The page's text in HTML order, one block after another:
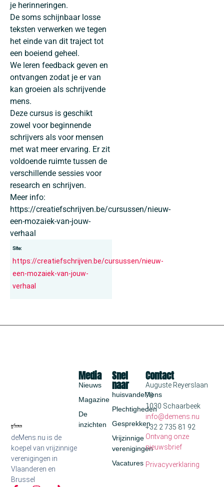
je herinneringen.
De soms schijnbaar losse
teksten verwerken we tegen
het einde van dit traject tot
een boeiend geheel.
We leren feedback geven en
ontvangen zodat je er van
kan groeien als schrijvende
mens.
Deze cursus is geschikt
zowel voor beginnende
schrijvers als voor mensen
met wat meer ervaring. Er zit
voldoende ruimte tussen de
verschillende sessies voor
research en schrijven.
Meer info:
https://creatiefschrijven.be/cursussen/nieuw-
een-mozaiek-van-jouw-
verhaal
Site:
https://creatiefschrijven.be/cursussen/nieuw-
een-mozaiek-van-jouw-
verhaal
deMens.nu is de
koepel van vrijzinnige
verenigingen in
Vlaanderen en
Brussel
Snel
naar
huisvandeMens
Plechtigheden
Gesprekken
Vrijzinnige
verenigingen
Vacatures
Media
Nieuws
Magazine
De
inzichten
Contact
Auguste Reyerslaan
70
1030 Schaarbeek
info@demens.nu
+32 2 735 81 92
Ontvang onze
nieuwsbrief
Privacyverklaring